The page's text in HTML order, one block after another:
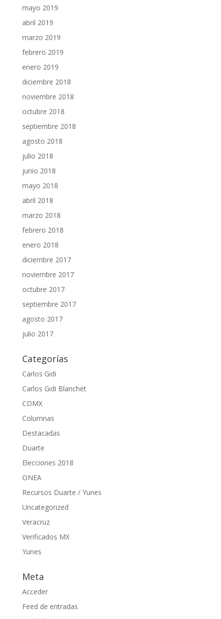
mayo 2019
abril 2019
marzo 2019
febrero 2019
enero 2019
diciembre 2018
noviembre 2018
octubre 2018
septiembre 2018
agosto 2018
julio 2018
junio 2018
mayo 2018
abril 2018
marzo 2018
febrero 2018
enero 2018
diciembre 2017
noviembre 2017
octubre 2017
septiembre 2017
agosto 2017
julio 2017
Categorías
Carlos Gidi
Carlos Gidi Blanchet
CDMX
Columnas
Destacadas
Duarte
Elecciones 2018
ONEA
Recursos Duarte / Yunes
Uncategorized
Veracruz
Verificados MX
Yunes
Meta
Acceder
Feed de entradas